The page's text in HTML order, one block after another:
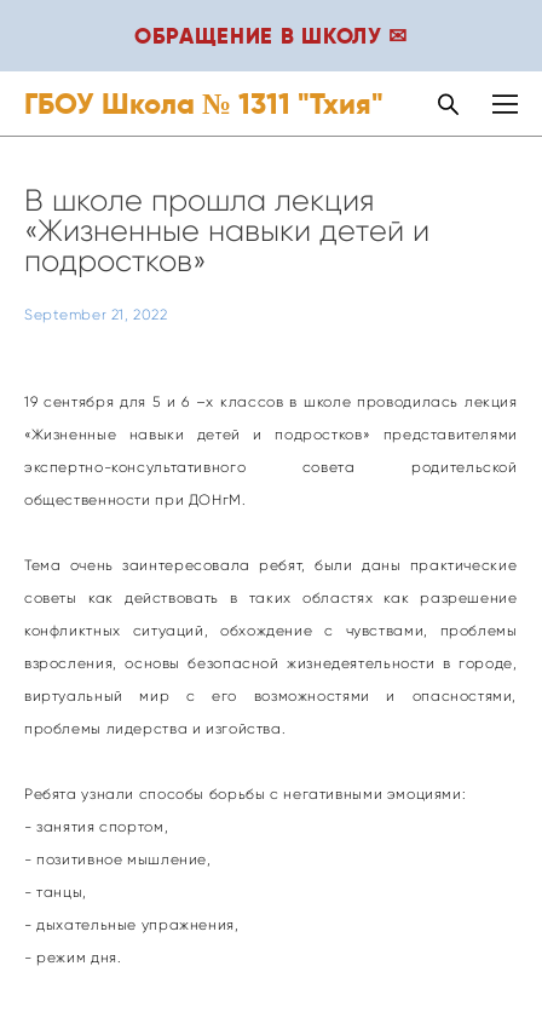
ОБРАЩЕНИЕ В ШКОЛУ ✉
ГБОУ Школа № 1311 "Тхия"
September 21, 2022
В школе прошла лекция
«Жизненные навыки детей и
подростков»
19 сентября для 5 и 6 –х классов в школе проводилась лекция
«Жизненные навыки детей и подростков» представителями
экспертно-консультативного совета родительской
общественности при ДОНгМ.
Тема очень заинтересовала ребят, были даны практические
советы как действовать в таких областях как разрешение
конфликтных ситуаций, обхождение с чувствами, проблемы
взросления, основы безопасной жизнедеятельности в городе,
виртуальный мир с его возможностями и опасностями,
проблемы лидерства и изгойства.
Ребята узнали способы борьбы с негативными эмоциями:
- занятия спортом,
- позитивное мышление,
- танцы,
- дыхательные упражнения,
- режим дня.